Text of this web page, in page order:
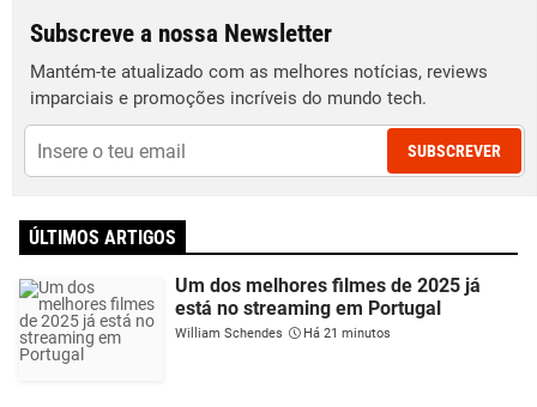
Subscreve a nossa Newsletter
Mantém-te atualizado com as melhores notícias, reviews
imparciais e promoções incríveis do mundo tech.
SUBSCREVER
ÚLTIMOS ARTIGOS
Um dos melhores filmes de 2025 já
está no streaming em Portugal
William Schendes Há 21 minutos